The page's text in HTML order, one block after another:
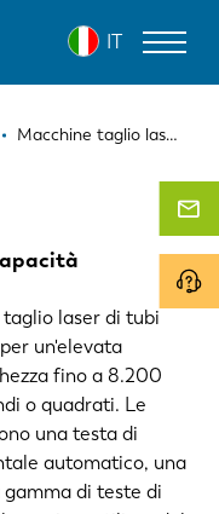
IT
Macchine taglio laser per i tubi
laser di tubi
un'elevata
fino a 8.200
o quadrati. Le
una testa di
automatico, una
gamma di teste di